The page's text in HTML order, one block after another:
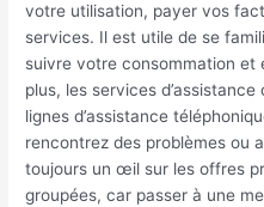
votre utilisation, payer vos
services. Il est utile de se
suivre votre consommation et
plus, les services
lignes d’assistance
rencontrez des problèmes ou
toujours un œil sur les offres
groupées, car passer à une